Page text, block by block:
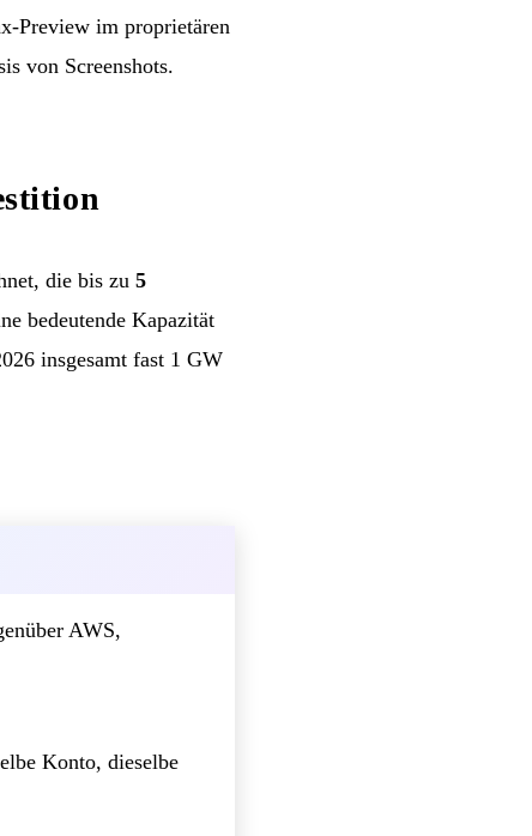
Preview im proprietären
von Screenshots.
die bis zu 5
bedeutende Kapazität
insgesamt fast 1 GW
AWS,
Konto, dieselbe